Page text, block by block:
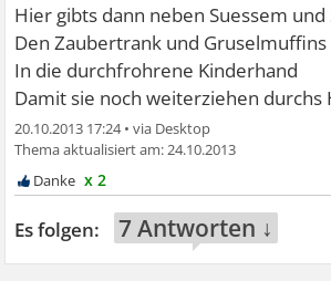
Hier gibts dann neben Suessem und
Den Zaubertrank und Gruselmuffins
In die durchfrohrene Kinderhand
Damit sie noch weiterziehen durchs
20.10.2013 17:24•
24.10.2013
x 2
7 Antworten ↓